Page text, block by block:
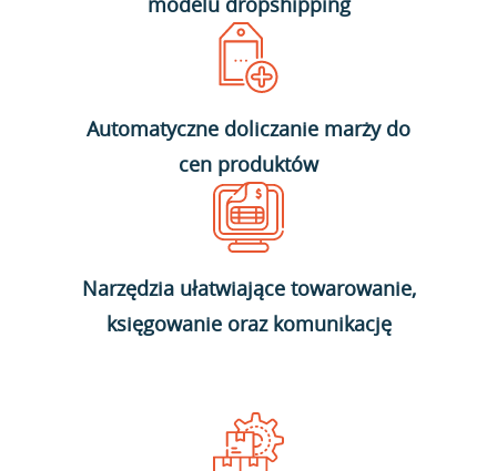
Automatyczne doliczanie marży do
cen produktów
Narzędzia ułatwiające towarowanie,
księgowanie oraz komunikację